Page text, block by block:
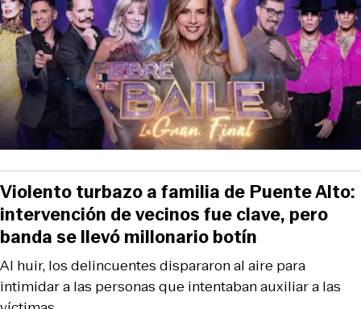
Al huir, los delincuentes dispararon al aire para
intimidar a las personas que intentaban auxiliar a las
Violento turbazo a familia de Puente Alto:
intervención de vecinos fue clave, pero
banda se llevó millonario botín